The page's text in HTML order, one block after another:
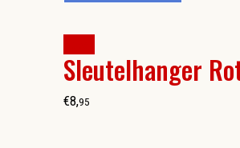
Sleutelhanger
€8,95